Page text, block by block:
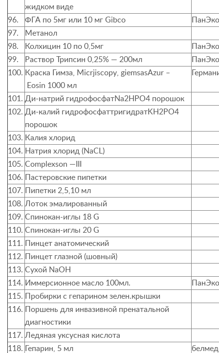
жидком виде
96. ФГА по 5мг или 10 мг Gibco
97.
Метанол
98.
Колхицин 10 по 0,5мг
99.
Раствор Трипсин 0,25% — 200мл
100. Краска Гимза, Micrjiscopy giemsasAzur –
Eosin 1000 мл
101. Ди-натрий гидрофосфатNa2 HPO4 порошок
102. Ди-калий гидрофосфаттригидратKH2 PO4
порошок
103. Калия хлорид
104. Натрия хлорид (NaCL)
105. Complexson —
106. Пастеровские пипетки
107. Пипетки 2,5,10 мл
108. Лоток эмалированный
109. Спинокан-иглы 18 G
110. Спинокан-иглы 20 G
111. Пинцет анатомический
112. Пинцет глазной (шовный)
113. Сухой NaOH
114. Иммерсионное масло 100мл.
115. Пробирки с гепарином зелен.крышки
116. Поршень для инвазивной пренатальной
диагностики
117. Ледяная уксусная кислота
118. Гепарин, 5 мл